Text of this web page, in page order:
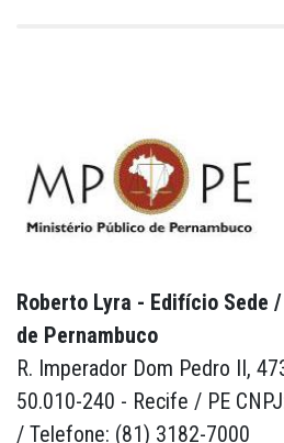
Roberto Lyra - Edifício Sede
de Pernambuco
R. Imperador Dom Pedro II,
50.010-240 - Recife / PE
/ Telefone: (81) 3182-7000